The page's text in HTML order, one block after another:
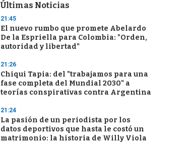
Últimas Noticias
21:45
El nuevo rumbo que promete Abelardo
De la Espriella para Colombia: "Orden,
autoridad y libertad"
21:26
Chiqui Tapia: del "trabajamos para una
fase completa del Mundial 2030" a
teorías conspirativas contra Argentina
21:24
La pasión de un periodista por los
datos deportivos que hasta le costó un
matrimonio: la historia de Willy Viola